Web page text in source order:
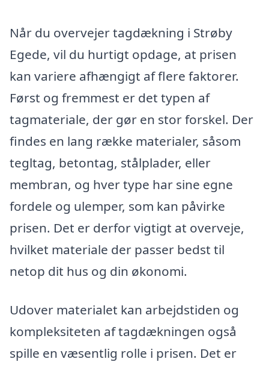
Når du overvejer tagdækning i Strøby
Egede, vil du hurtigt opdage, at prisen
kan variere afhængigt af flere faktorer.
Først og fremmest er det typen af
tagmateriale, der gør en stor forskel. Der
findes en lang række materialer, såsom
tegltag, betontag, stålplader, eller
membran, og hver type har sine egne
fordele og ulemper, som kan påvirke
prisen. Det er derfor vigtigt at overveje,
hvilket materiale der passer bedst til
netop dit hus og din økonomi.
Udover materialet kan arbejdstiden og
kompleksiteten af tagdækningen også
spille en væsentlig rolle i prisen. Det er